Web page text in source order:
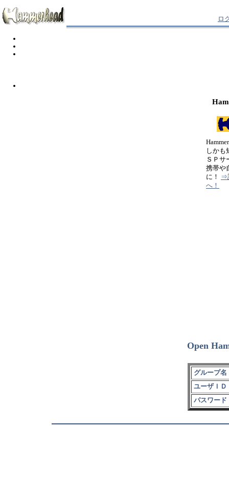
ロ
しかも
ＳＰサ
携帯や
に！ ⇒
へ！
Open
グループ
ユーザＩ
パスワー